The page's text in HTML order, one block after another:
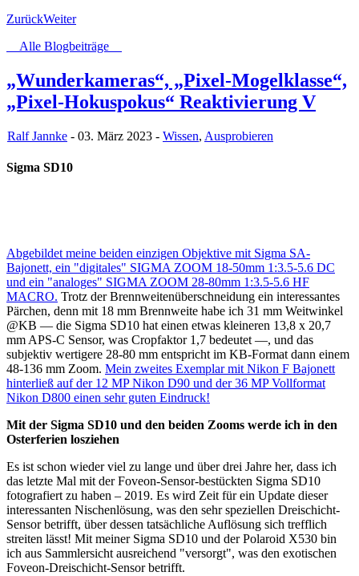
ZurückWeiter
Alle Blogbeiträge
„Wunderkameras“, „Pixel-Mogelklasse“,
„Pixel-Hokuspokus“ Reaktivierung V
Ralf Jannke - 03. März 2023 - Wissen, Ausprobieren
Sigma SD10
Abgebildet meine beiden einzigen Objektive mit Sigma SA-
Bajonett, ein "digitales" SIGMA ZOOM 18-50mm 1:3.5-5.6 DC
und ein "analoges" SIGMA ZOOM 28-80mm 1:3.5-5.6 HF
MACRO. Trotz der Brennweitenüberschneidung ein interessantes
Pärchen, denn mit 18 mm Brennweite habe ich 31 mm Weitwinkel
@KB — die Sigma SD10 hat einen etwas kleineren 13,8 x 20,7
mm APS-C Sensor, was Cropfaktor 1,7 bedeutet —, und das
subjektiv wertigere 28-80 mm entspricht im KB-Format dann einem
48-136 mm Zoom. Mein zweites Exemplar mit Nikon F Bajonett
hinterließ auf der 12 MP Nikon D90 und der 36 MP Vollformat
Nikon D800 einen sehr guten Eindruck!
Mit der Sigma SD10 und den beiden Zooms werde ich in den
Osterferien losziehen
Es ist schon wieder viel zu lange und über drei Jahre her, dass ich
das letzte Mal mit der Foveon-Sensor-bestückten Sigma SD10
fotografiert zu haben – 2019. Es wird Zeit für ein Update dieser
interessanten Nischenlösung, was den sehr speziellen Dreischicht-
Sensor betrifft, über dessen tatsächliche Auflösung sich trefflich
streiten lässt! Mit meiner Sigma SD10 und der Polaroid X530 bin
ich aus Sammlersicht ausreichend "versorgt", was den exotischen
Foveon-Dreischicht-Sensor betrifft.